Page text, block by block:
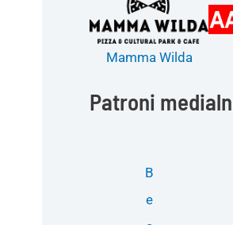
Mamma Wilda
Patroni
B
e